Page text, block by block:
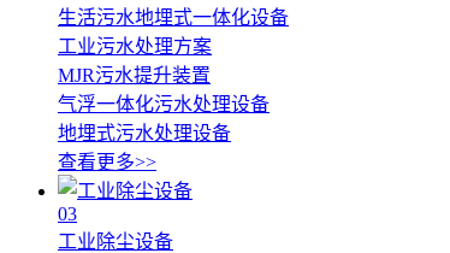
生活污水地埋式一体化设备
工业污水处理方案
MJR污水提升装置
气浮一体化污水处理设备
地埋式污水处理设备
查看更多>>
03
工业除尘设备